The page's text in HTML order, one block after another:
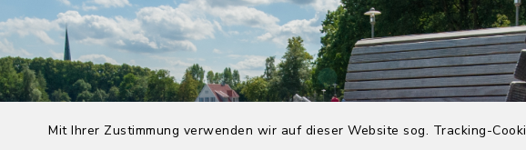
Mit Ihrer Zustimmung verwenden wir auf dieser Website sog. Tracking-